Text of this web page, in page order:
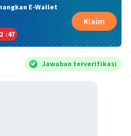
E-Wallet
:46
Klaim
Jawaban terverifikasi